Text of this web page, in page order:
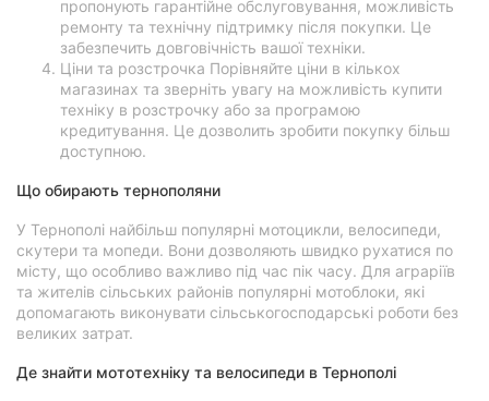
пропонують гарантійне обслуговування, можливість
ремонту та технічну підтримку після покупки. Це
забезпечить довговічність вашої техніки.
Ціни та розстрочка Порівняйте ціни в кількох
магазинах та зверніть увагу на можливість купити
техніку в розстрочку або за програмою
кредитування. Це дозволить зробити покупку більш
доступною.
Що обирають тернополяни
У Тернополі найбільш популярні мотоцикли, велосипеди,
скутери та мопеди. Вони дозволяють швидко рухатися по
місту, що особливо важливо під час пік часу. Для аграріїв
та жителів сільських районів популярні мотоблоки, які
допомагають виконувати сільськогосподарські роботи без
великих затрат.
Де знайти мототехніку та велосипеди в Тернополі